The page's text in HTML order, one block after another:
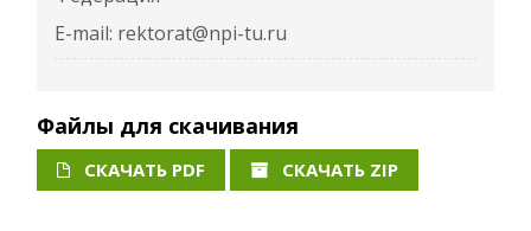
E-mail: rektorat@npi-tu.ru
Файлы для скачивания
СКАЧАТЬ PDF СКАЧАТЬ ZIP